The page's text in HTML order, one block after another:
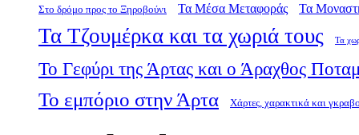
Στο δρόμο προς το Ξηροβούνι Τα Μέσα Μεταφοράς Τα
Τα Τζουμέρκα και τα χωριά τους Τα
Το Γεφύρι της Άρτας και ο Άραχθος
Το εμπόριο στην Άρτα Χάρτες, χαρακτικά και